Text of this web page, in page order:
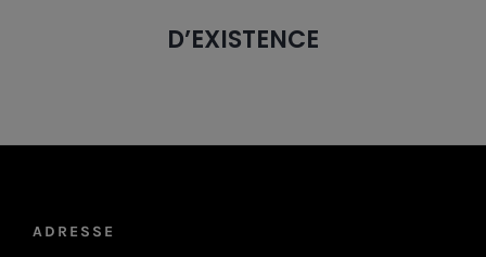
D’EXISTENCE
ADRESSE